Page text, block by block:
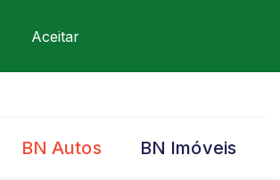
Aceitar
BN Autos BN Imóveis